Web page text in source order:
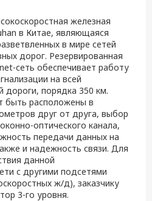
железная
в Китае, являющаяся
в мире сетей
дорог. Резервированная
сеть обеспечивает работу
на всей
дороги, порядка 350 км.
быть расположены в
друг от друга, выбор
оптического канала,
передачи данных на
и надежность связи. Для
данной
с другими подсетями
ж/д), заказчику
3-го уровня.